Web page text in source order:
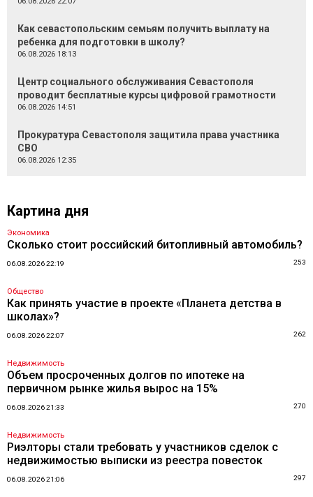
Как севастопольским семьям получить выплату на
ребенка для подготовки в школу?
06.08.2026 18:13
Центр социального обслуживания Севастополя
проводит бесплатные курсы цифровой грамотности
06.08.2026 14:51
Прокуратура Севастополя защитила права участника
СВО
06.08.2026 12:35
Картина дня
Экономика
Сколько стоит российский битопливный автомобиль?
06.08.2026 22:19 253
Общество
Как принять участие в проекте «Планета детства в
школах»?
06.08.2026 22:07 262
Недвижимость
Объем просроченных долгов по ипотеке на
первичном рынке жилья вырос на 15%
06.08.2026 21:33 270
Недвижимость
Риэлторы стали требовать у участников сделок с
недвижимостью выписки из реестра повесток
06.08.2026 21:06 297